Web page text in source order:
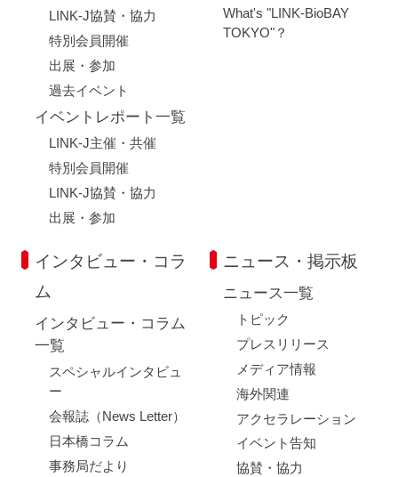
LINK-J協賛・協力
特別会員開催
出展・参加
過去イベント
イベントレポート一覧
LINK-J主催・共催
特別会員開催
LINK-J協賛・協力
出展・参加
What's "LINK-BioBAY
TOKYO"？
インタビュー・コラ
ム
インタビュー・コラム
一覧
スペシャルインタビュ
ー
会報誌（News Letter）
日本橋コラム
事務局だより
ニュース・掲示板
ニュース一覧
トピック
プレスリリース
メディア情報
海外関連
アクセラレーション
イベント告知
協賛・協力